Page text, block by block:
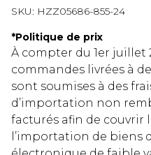
SKU: HZZ05686-855-24
*Politique de prix
À compter du 1er juillet
commandes livrées à
sont soumises à des
d’importation non
facturés afin de couvrir
l’importation de biens